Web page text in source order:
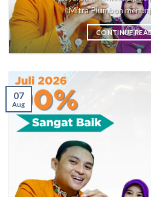
Mitra Plumbon
CONTINUE
07
Aug